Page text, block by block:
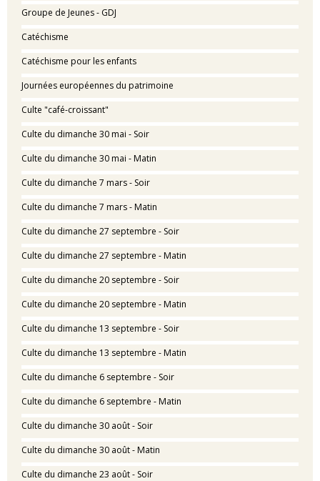
Groupe de Jeunes - GDJ
Catéchisme
Catéchisme pour les enfants
Journées européennes du patrimoine
Culte "café-croissant"
Culte du dimanche 30 mai - Soir
Culte du dimanche 30 mai - Matin
Culte du dimanche 7 mars - Soir
Culte du dimanche 7 mars - Matin
Culte du dimanche 27 septembre - Soir
Culte du dimanche 27 septembre - Matin
Culte du dimanche 20 septembre - Soir
Culte du dimanche 20 septembre - Matin
Culte du dimanche 13 septembre - Soir
Culte du dimanche 13 septembre - Matin
Culte du dimanche 6 septembre - Soir
Culte du dimanche 6 septembre - Matin
Culte du dimanche 30 août - Soir
Culte du dimanche 30 août - Matin
Culte du dimanche 23 août - Soir